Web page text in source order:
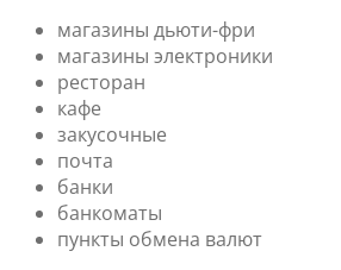
магазины дьюти-фри
магазины электроники
ресторан
кафе
закусочные
почта
банки
банкоматы
пункты обмена валют